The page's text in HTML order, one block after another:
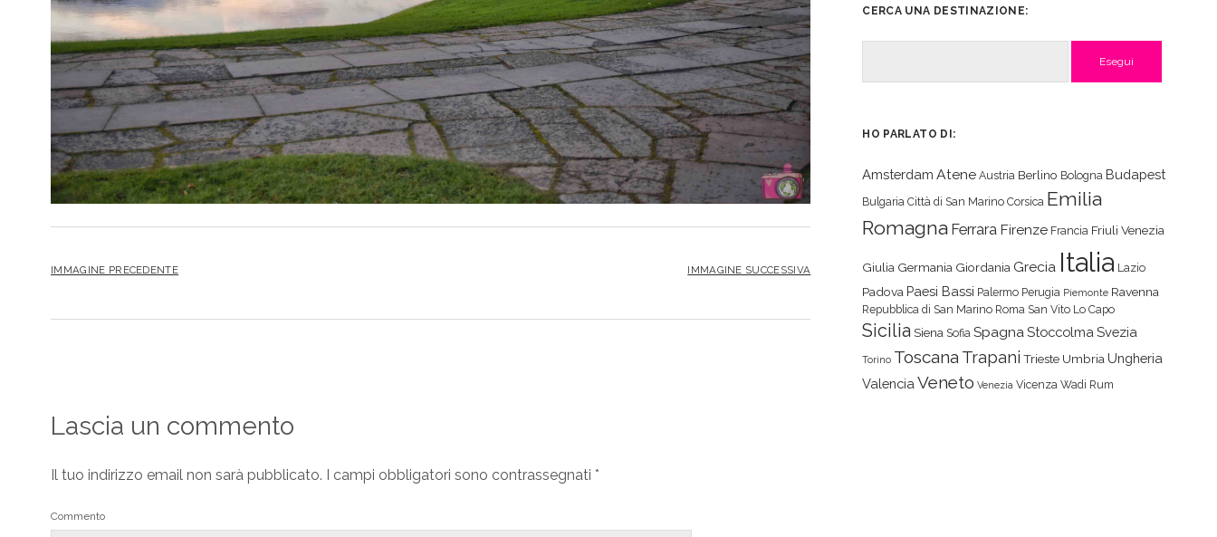
IMMAGINE PRECEDENTE IMMAGINE SUCCESSIVA
Lascia un commento
Il tuo indirizzo email non sarà pubblicato. I campi obbligatori sono contrassegnati *
Commento
CERCA UNA DESTINAZIONE:
HO PARLATO DI:
Amsterdam Atene Austria Berlino Bologna Budapest
Bulgaria Città di San Marino Corsica Emilia
Romagna Ferrara Firenze Francia Friuli Venezia
Giulia Germania Giordania Grecia Italia Lazio
Padova Paesi Bassi Palermo Perugia Piemonte Ravenna
Repubblica di San Marino Roma San Vito Lo Capo
Sicilia Siena Sofia SpagnaStoccolma Svezia
Torino Toscana Trapani Trieste Umbria Ungheria
Valencia Veneto Venezia Vicenza Wadi Rum